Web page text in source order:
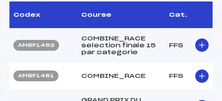
Codex Course Cat.
AMBF1462
COMBINE_RACE
selection finale 15
par categorie
FFS
AMBF1461 COMBINE_RACE FFS
GRAND PRIX DU